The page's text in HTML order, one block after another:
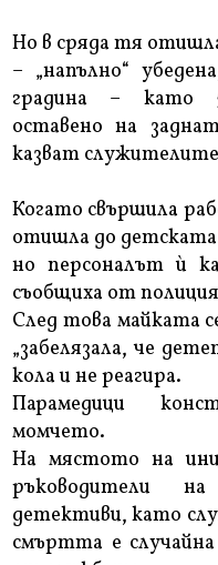
Но в сряда тя
– „напълно“
градина – като
оставено на
казват
Когато свършила
отишла до детската
но персоналът ѝ
съобщиха от
След това майката
„забелязала, че
кола и не реагира.
Парамедици
момчето.
На мястото на
ръководители
детективи, като
смъртта е